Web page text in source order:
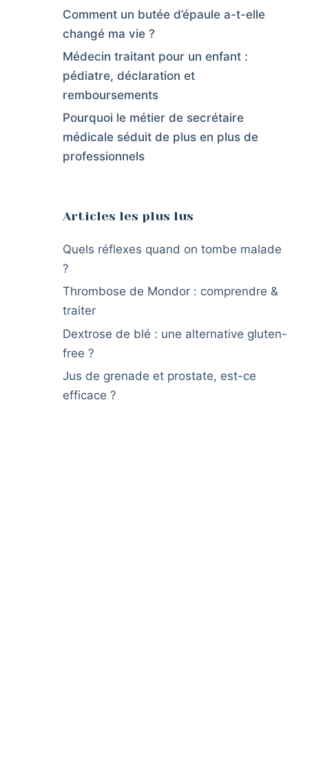
Comment un butée d’épaule a-t-elle
changé ma vie ?
Médecin traitant pour un enfant :
pédiatre, déclaration et
remboursements
Pourquoi le métier de secrétaire
médicale séduit de plus en plus de
professionnels
Articles les plus lus
Quels réflexes quand on tombe malade
?
Thrombose de Mondor : comprendre &
traiter
Dextrose de blé : une alternative gluten-
free ?
Jus de grenade et prostate, est-ce
efficace ?